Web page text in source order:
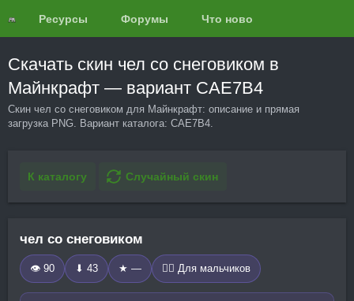
Ресурсы Форумы Что нового?
Скачать скин чел со снеговиком в
Майнкрафт — вариант CAE7B4
Скин чел со снеговиком для Майнкрафт: описание и прямая
загрузка PNG. Вариант каталога: CAE7B4.
К каталогу Случайный скин
чел со снеговиком
👁 90 ⬇ 43 ★ — 🧍‍♂️ Для мальчиков